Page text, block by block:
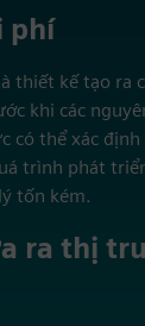
phí
thiết kế tạo ra
khi các
có thể xác định
trình phát
tốn kém.
ra thị